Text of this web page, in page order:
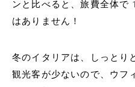
ンと比べると、旅費全体
はありません！
冬のイタリアは、しっとり
観光客が少ないので、ウフ